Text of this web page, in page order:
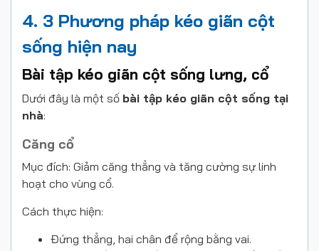
4. 3 Phương pháp kéo giãn cột
sống hiện nay
Bài tập kéo giãn cột sống lưng, cổ
Dưới đây là một số bài tập kéo giãn cột sống tại
nhà:
Căng cổ
Mục đích: Giảm căng thẳng và tăng cường sự linh
hoạt cho vùng cổ.
Cách thực hiện:
Đứng thẳng, hai chân để rộng bằng vai.